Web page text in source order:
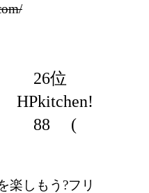
26位
HPkitchen!
88
(
楽しもう?フリ